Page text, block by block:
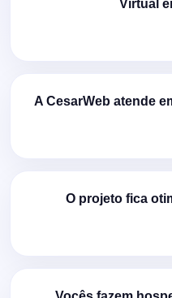
Virtual
A CesarWeb atende
O projeto fica